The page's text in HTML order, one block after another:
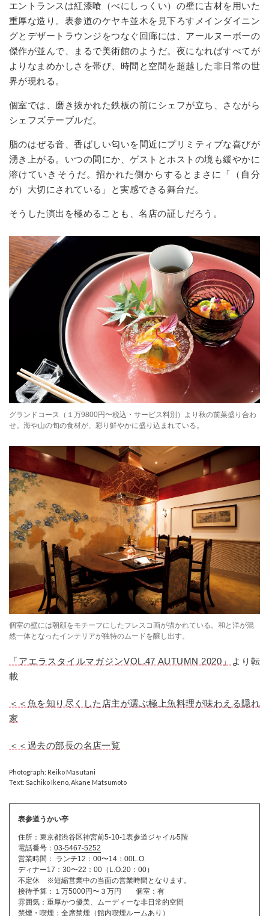
エントランスは紅漆喰（べにしっくい）の壁に古材を用いた
重厚な造り。表参道のケヤキ並木を見下ろすメインダイニン
グとデザートラウンジをつなぐ回廊には、アールヌーボーの
傑作が並んで、まるで美術館のようだ。夜になればすべてが
よりなまめかしさを帯び、時間と空間を超越した非日常の世
界が現れる。
個室では、磨き抜かれた鉄板の前にシェフが立ち、さながら
シェフズテーブルだ。
脂のはぜる音、香ばしい匂いを間近にプリミティブな喜びが
湧き上がる。いつの間にか、ゲストとホストの境も緩やかに
溶けていきそうだ。招かれた側からするとまさに「（自分
が）大切にされている」と実感できる舞台だ。
そうした演出を極めることも、名店の証しだろう。
グランドコース（１万9800円〜税込・サービス料別）より秋の前菜盛り合わ
せ。海や山の旬の食材が、彩り鮮やかに盛り込まれている。
個室の壁には朝顔をモチーフにしたフレスコ画が描かれている。和と洋が混
然一体となったインテリアが独特のムードを醸し出す。
「アエラスタイルマガジンVOL.47 AUTUMN 2020」
より転
載
＜＜魚を知り尽くした店主が選ぶ極上魚料理が味わえる隠れ
家
＜＜過去の部長の名店一覧
Photograph: Reiko Masutani
Text: Sachiko Ikeno, Akane Matsumoto
表参道うかい亭
住所：東京都渋谷区神宮前5-10-1表参道ジャイル5階
電話番号： 03-5467-5252
営業時間： ランチ12：00〜14：00L.O.
ディナー17：30〜22：00（L.O.20：00）
不定休 ※短縮営業中の当面の営業時間となります。
接待予算：１万5000円〜３万円 個室：有
雰囲気：重厚かつ優美、ムーディーな非日常的空間
禁煙・喫煙：全席禁煙（館内喫煙ルームあり）